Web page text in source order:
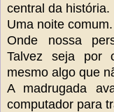
central da história.
Uma noite comum.
Onde nossa
Talvez seja por
mesmo algo que
A madrugada
computador para